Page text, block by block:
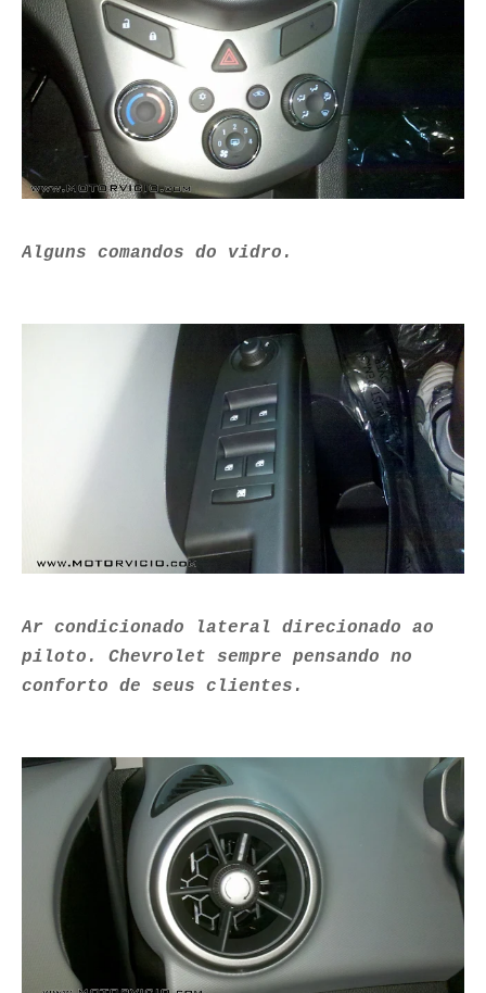
Alguns comandos do vidro.
Ar condicionado lateral direcionado ao
piloto. Chevrolet sempre pensando no
conforto de seus clientes.